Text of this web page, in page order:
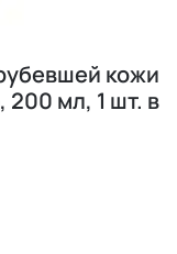
кожи
мл, 1 шт. в